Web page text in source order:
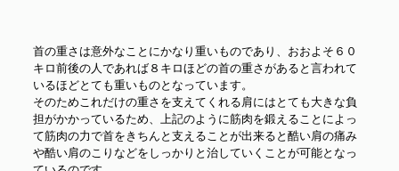
首の重さは意外なことにかなり重いものであり、おおよそ６０
キロ前後の人であれば８キロほどの首の重さがあると言われて
いるほどとても重いものとなっています。
そのためこれだけの重さを支えてくれる肩にはとても大きな負
担がかかっているため、上記のように筋肉を鍛えることによっ
て筋肉の力で首をきちんと支えることが出来ると酷い肩の痛み
や酷い肩のこりなどをしっかりと治していくことが可能となっ